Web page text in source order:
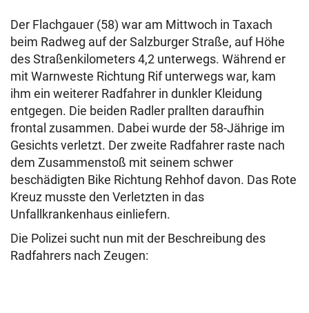
Der Flachgauer (58) war am Mittwoch in Taxach
beim Radweg auf der Salzburger Straße, auf Höhe
des Straßenkilometers 4,2 unterwegs. Während er
mit Warnweste Richtung Rif unterwegs war, kam
ihm ein weiterer Radfahrer in dunkler Kleidung
entgegen. Die beiden Radler prallten daraufhin
frontal zusammen. Dabei wurde der 58-Jährige im
Gesichts verletzt. Der zweite Radfahrer raste nach
dem Zusammenstoß mit seinem schwer
beschädigten Bike Richtung Rehhof davon. Das Rote
Kreuz musste den Verletzten in das
Unfallkrankenhaus einliefern.
Die Polizei sucht nun mit der Beschreibung des
Radfahrers nach Zeugen: